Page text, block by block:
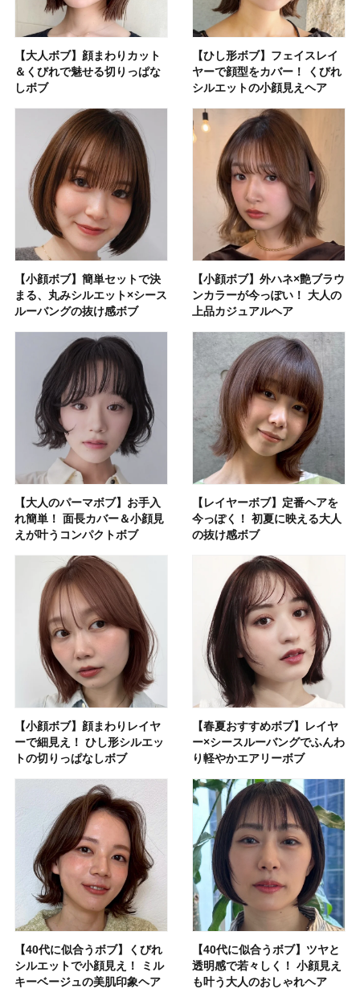
【大人ボブ】顔まわりカット
＆くびれで魅せる切りっぱな
しボブ
【ひし形ボブ】フェイスレイ
ヤーで顔型をカバー！ くびれ
シルエットの小顔見えヘア
【小顔ボブ】簡単セットで決
まる、丸みシルエット×シース
ルーバングの抜け感ボブ
【小顔ボブ】外ハネ×艶ブラウ
ンカラーが今っぽい！ 大人の
上品カジュアルヘア
【大人のパーマボブ】お手入
れ簡単！ 面長カバー＆小顔見
えが叶うコンパクトボブ
【レイヤーボブ】定番ヘアを
今っぽく！ 初夏に映える大人
の抜け感ボブ
【小顔ボブ】顔まわりレイヤ
ーで細見え！ ひし形シルエッ
トの切りっぱなしボブ
【春夏おすすめボブ】レイヤ
ー×シースルーバングでふんわ
り軽やかエアリーボブ
【40代に似合うボブ】くびれ
シルエットで小顔見え！ ミル
キーベージュの美肌印象ヘア
【40代に似合うボブ】ツヤと
透明感で若々しく！ 小顔見え
も叶う大人のおしゃれヘア